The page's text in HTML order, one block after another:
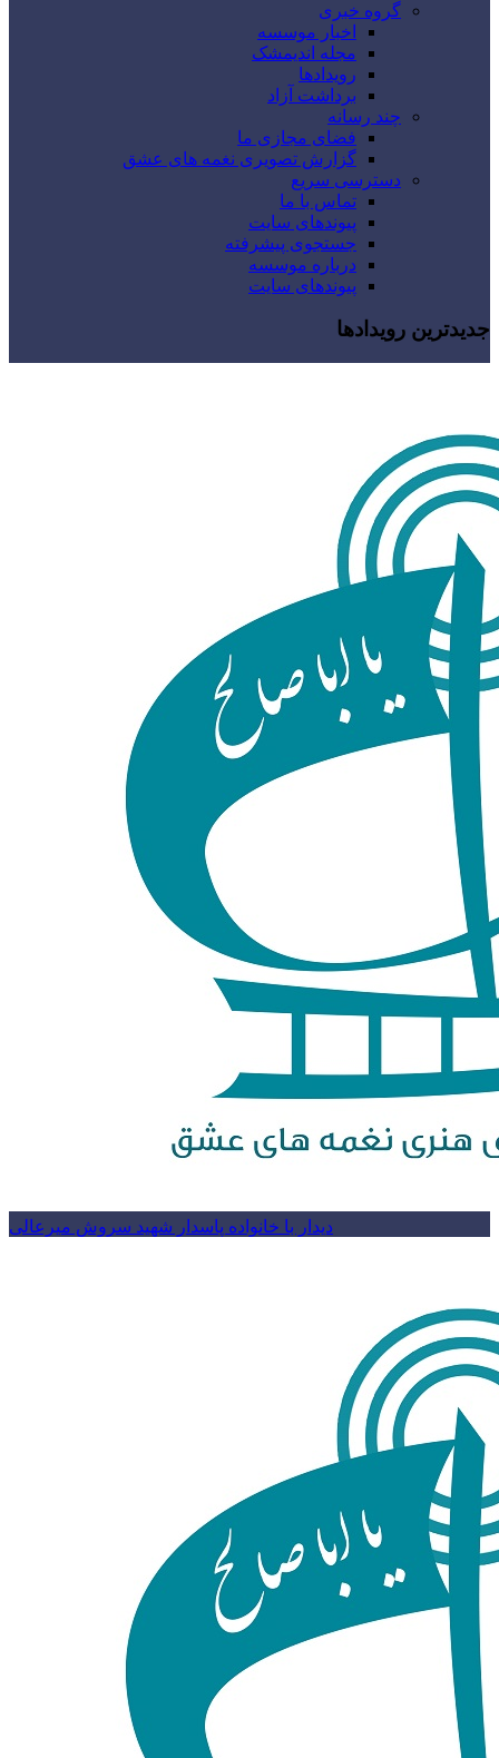
گروه خبری
اخبار موسسه
مجله اندیمشک
رویدادها
برداشت آزاد
چند رسانه
فضای مجازی ما
گزارش تصویری نغمه های عشق
دسترسی سریع
تماس با ما
پیوندهای سایت
جستجوی پیشرفته
درباره موسسه
پیوندهای سایت
جدیدترین رویدادها
دیدار با خانواده پاسدار شهید سروش میرعالی